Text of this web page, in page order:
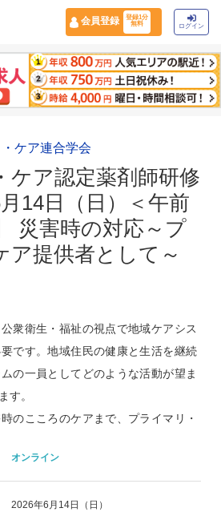
会員登録
登録1分
無料
ログイン
ケア連合学会
ケア認定薬剤師研修
14日（日）＜午前
災害時の対応～プ
ア提供者として～
衆衛生・福祉の視点で地域ケアシス
です。地域住民の健康と生活を継続
の一員としてどのような活動が望ま
す。
のこころのケアまで、プライマリ・
オンライン
2026年6月14日（日）